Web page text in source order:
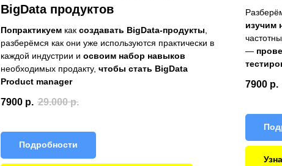
BigData продуктов
Попрактикуем как создавать BigData-продукты
разберёмся как они уже используются практически в
каждой индустрии и освоим набор навыков
необходимых продакту, чтобы стать BigData
Product manager
7900 р. 29.000 р.
Подробности
изучим
—
7900 р.